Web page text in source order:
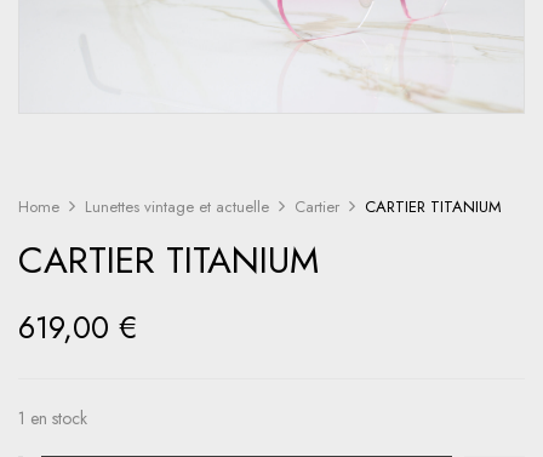
Home Lunettes vintage et actuelle Cartier CARTIER TITANIUM
CARTIER TITANIUM
619,00 €
1 en stock